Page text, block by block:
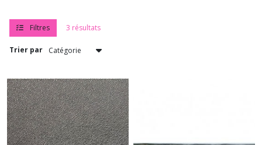
Filtres 3 résultats
Trier par
-
Dentelle
les
résultats